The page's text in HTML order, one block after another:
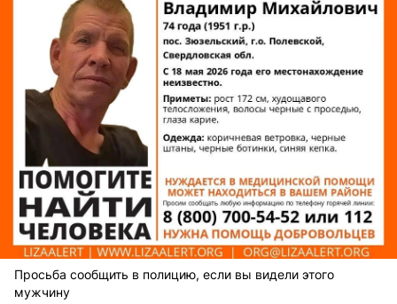
Просьба сообщить в полицию, если вы видели этого
мужчину